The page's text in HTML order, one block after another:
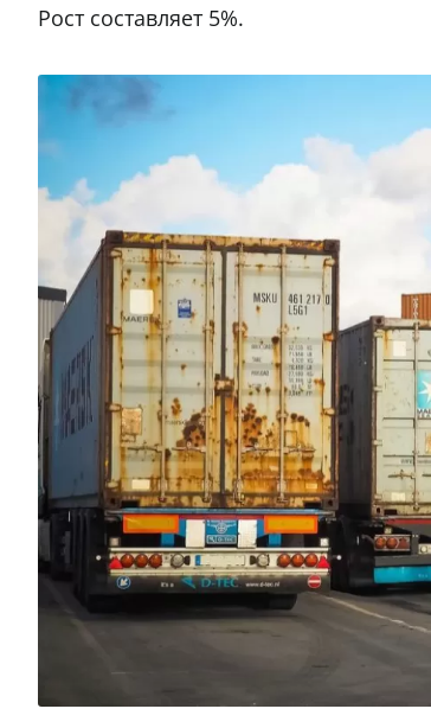
Рост составляет 5%.